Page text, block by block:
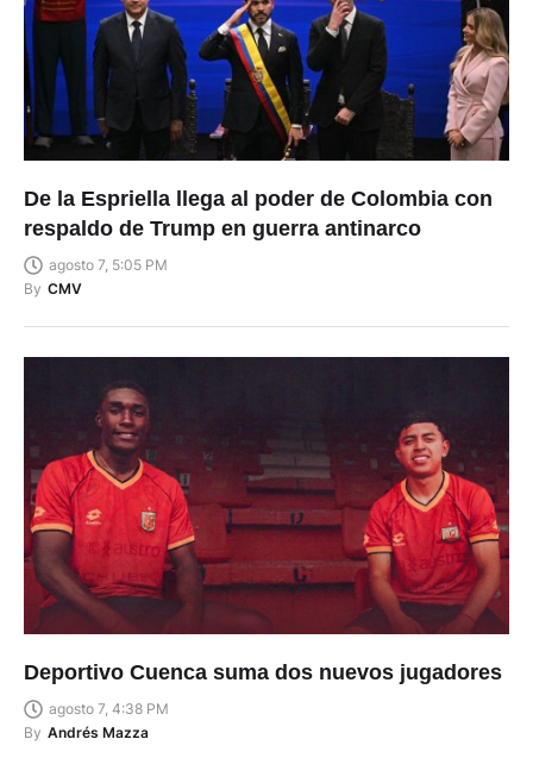
De la Espriella llega al poder de Colombia con
respaldo de Trump en guerra antinarco
agosto 7, 5:05 PM
By
Deportivo Cuenca suma dos nuevos jugadores
agosto 7, 4:38 PM
By
Andrés Mazza